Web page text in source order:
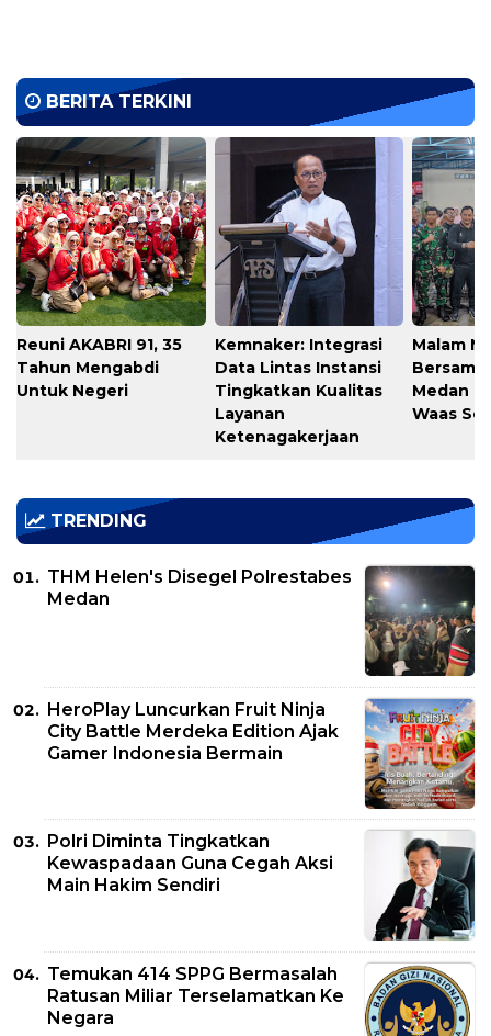
BERITA TERKINI
Reuni AKABRI 91, 35
Tahun Mengabdi
Untuk Negeri
Kemnaker: Integrasi
Data Lintas Instansi
Tingkatkan Kualitas
Layanan
Ketenagakerjaan
Malam
Bersama
Medan
Waas
TRENDING
THM Helen's Disegel Polrestabes
Medan
HeroPlay Luncurkan Fruit Ninja
City Battle Merdeka Edition Ajak
Gamer Indonesia Bermain
Polri Diminta Tingkatkan
Kewaspadaan Guna Cegah Aksi
Main Hakim Sendiri
Temukan 414 SPPG Bermasalah
Ratusan Miliar Terselamatkan Ke
Negara